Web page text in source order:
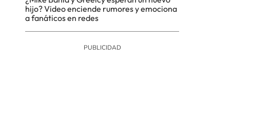
hijo? Video enciende rumores y emociona
a fanáticos en redes